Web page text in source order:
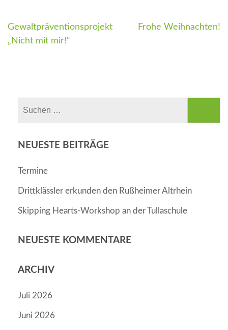
Beitragsnavigation
Gewaltpräventionsprojekt
„Nicht mit mir!“
Frohe Weihnachten!
NEUESTE BEITRÄGE
Termine
Drittklässler erkunden den Rußheimer Altrhein
Skipping Hearts-Workshop an der Tullaschule
NEUESTE KOMMENTARE
ARCHIV
Juli 2026
Juni 2026